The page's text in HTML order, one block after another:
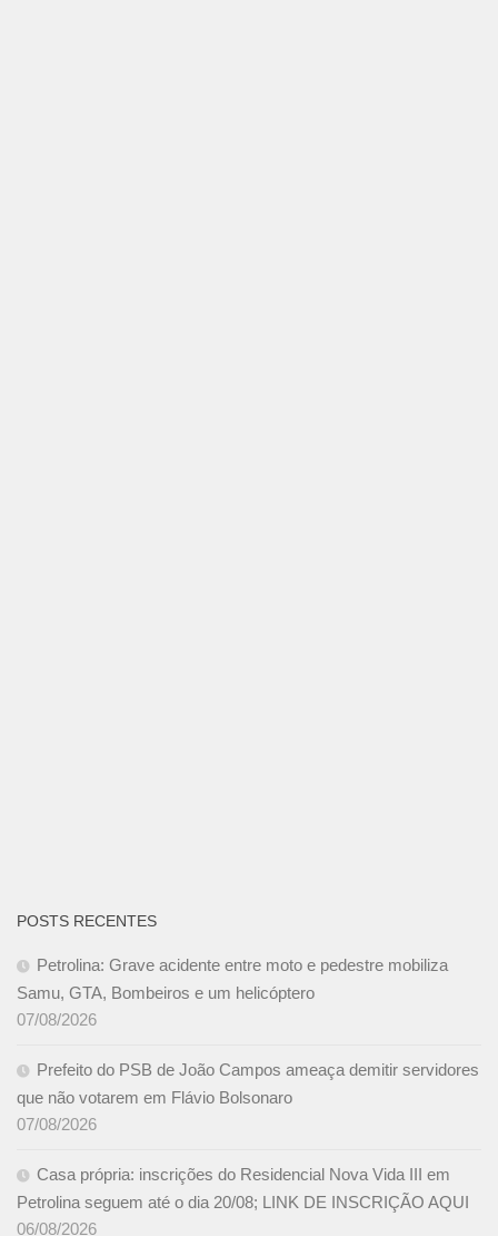
POSTS RECENTES
Petrolina: Grave acidente entre moto e pedestre mobiliza
Samu, GTA, Bombeiros e um helicóptero
07/08/2026
Prefeito do PSB de João Campos ameaça demitir servidores
que não votarem em Flávio Bolsonaro
07/08/2026
Casa própria: inscrições do Residencial Nova Vida III em
Petrolina seguem até o dia 20/08; LINK DE INSCRIÇÃO AQUI
06/08/2026